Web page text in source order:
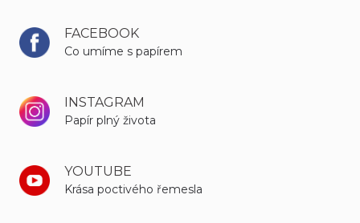
FACEBOOK
Co umíme s papírem
INSTAGRAM
Papír plný života
YOUTUBE
Krása poctivého řemesla